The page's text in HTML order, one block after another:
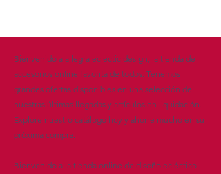
Bienvenido a allegra eclectic design, la tienda de
accesorios online favorita de todos. Tenemos
grandes ofertas disponibles en una selección de
nuestras últimas llegadas y artículos en liquidación.
Explore nuestro catálogo hoy y ahorre mucho en su
próxima compra.
Bienvenido a la tienda online de diseño ecléctico